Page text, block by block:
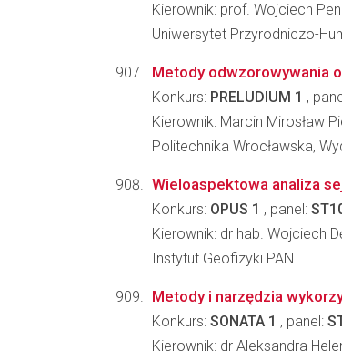
Kierownik: prof. Wojciech
Uniwersytet Przyrodniczo-
Metody odwzorowywania
Konkurs: PRELUDIUM 1 ,
Kierownik: Marcin Mirosław
Politechnika Wrocławska,
Wieloaspektowa analiza
Konkurs: OPUS 1 , panel:
Kierownik: dr hab. Wojciech
Instytut Geofizyki PAN
Metody i narzędzia
Konkurs: SONATA 1 , panel:
Kierownik: dr Aleksandra